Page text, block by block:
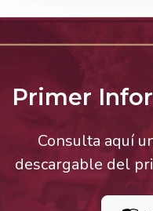
Primer
Consulta aquí
descargable del